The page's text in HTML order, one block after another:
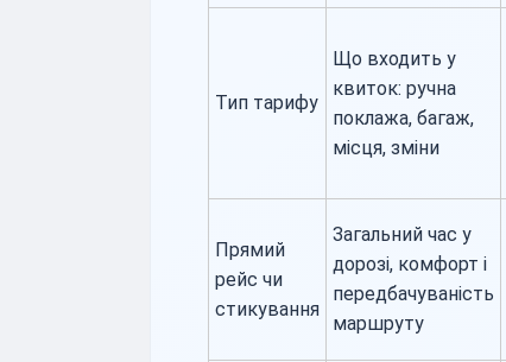
Тип тарифу
Що входить у
квиток: ручна
поклажа, багаж,
місця, зміни
Прямий
рейс чи
стикування
Загальний час у
дорозі, комфорт і
передбачуваність
маршруту